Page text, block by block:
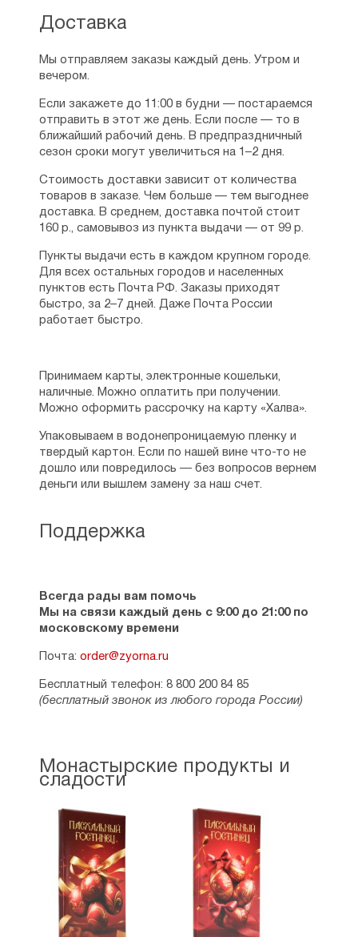
Поддержка
Всегда рады вам помочь
Мы на связи каждый день с 9:00 до 21:00 по
московскому времени
Почта: order@zyorna.ru
Бесплатный телефон: 8 800 200 84 85
(бесплатный звонок из любого города России)
Доставка
Мы отправляем заказы каждый день. Утром и
вечером.
Если закажете до 11:00 в будни — постараемся
отправить в этот же день. Если после — то в
ближайший рабочий день. В предпраздничный
сезон сроки могут увеличиться на 1–2 дня.
Стоимость доставки зависит от количества
товаров в заказе. Чем больше — тем выгоднее
доставка. В среднем, доставка почтой стоит
160 р., самовывоз из пункта выдачи — от 99 р.
Пункты выдачи есть в каждом крупном городе.
Для всех остальных городов и населенных
пунктов есть Почта РФ. Заказы приходят
быстро, за 2–7 дней. Даже Почта России
работает быстро.
Принимаем карты, электронные кошельки,
наличные. Можно оплатить при получении.
Можно оформить рассрочку на карту «Халва».
Упаковываем в водонепроницаемую пленку и
твердый картон. Если по нашей вине что-то не
дошло или повредилось — без вопросов вернем
деньги или вышлем замену за наш счет.
Монастырские продукты и
сладости